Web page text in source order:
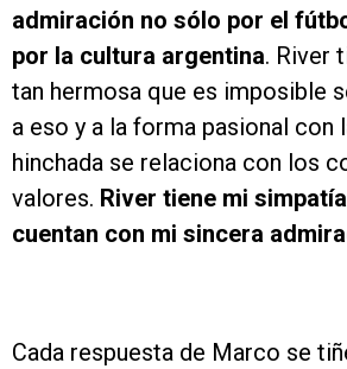
admiración no sólo por el
por la cultura argentina. River
tan hermosa que es imposible
a eso y a la forma pasional con
hinchada se relaciona con los
valores. River tiene mi
cuentan con mi sincera
Cada respuesta de Marco se